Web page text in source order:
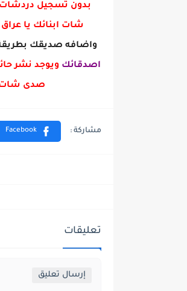
بدون تسجيل دردشات
شات ابنائك يا
واضافه صديقك
اصدقائك ويوجد نشر
صدى شات
تعليقات
إرسال تعليق